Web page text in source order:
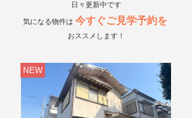
オンライン面談はこちら
資料請求はこちら
日々更新中です
気になる物件は 今すぐご見学予約を
おススメします！
NEW